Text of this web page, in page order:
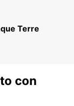
Terre
con